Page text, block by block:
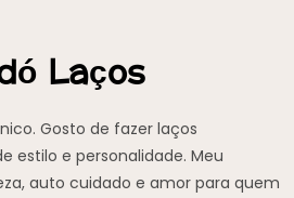
Laços
Gosto de fazer laços
estilo e personalidade. Meu
auto cuidado e amor para quem